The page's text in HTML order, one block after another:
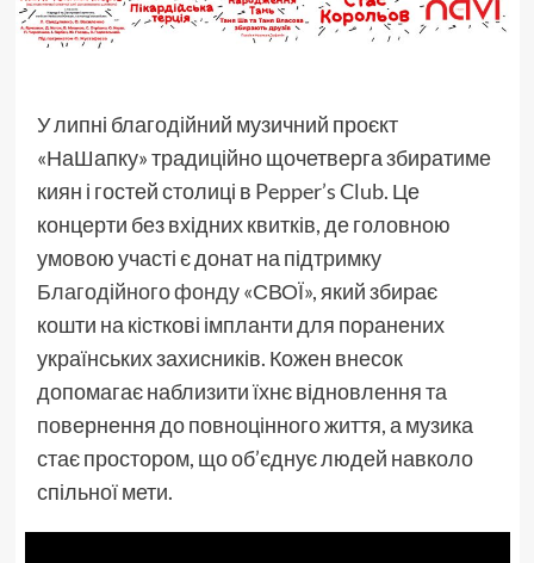
У липні благодійний музичний проєкт
«НаШапку» традиційно щочетверга збиратиме
киян і гостей столиці в Pepper’s Club. Це
концерти без вхідних квитків, де головною
умовою участі є донат на підтримку
Благодійного фонду «СВОЇ», який збирає
кошти на кісткові імпланти для поранених
українських захисників. Кожен внесок
допомагає наблизити їхнє відновлення та
повернення до повноцінного життя, а музика
стає простором, що об’єднує людей навколо
спільної мети.